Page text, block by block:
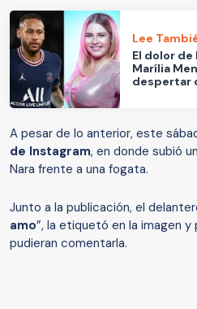
Lee
El dolor
Marília
despertar
A pesar de lo anterior, este
de Instagram, en donde subió
Nara frente a una fogata.
Junto a la publicación, el
amo”, la etiquetó en la imagen y
pudieran comentarla.